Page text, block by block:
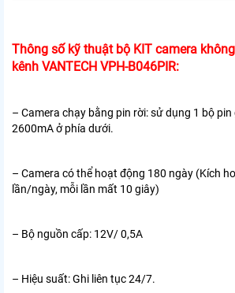
Thông số kỹ thuật bộ KIT camera
kênh VANTECH VPH-B046PIR:
– Camera chạy bằng pin rời: sử dụng 1 bộ pin
2600mA ở phía dưới.
– Camera có thể hoạt động 180 ngày (Kích
lần/ngày, mỗi lần mất 10 giây)
– Bộ nguồn cấp: 12V/ 0,5A
– Hiệu suất: Ghi liên tục 24/7.